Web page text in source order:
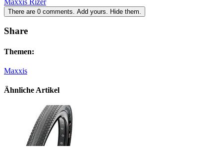
There are 0 comments. Add yours. Hide them.
Share
Themen:
Maxxis
Ähnliche Artikel